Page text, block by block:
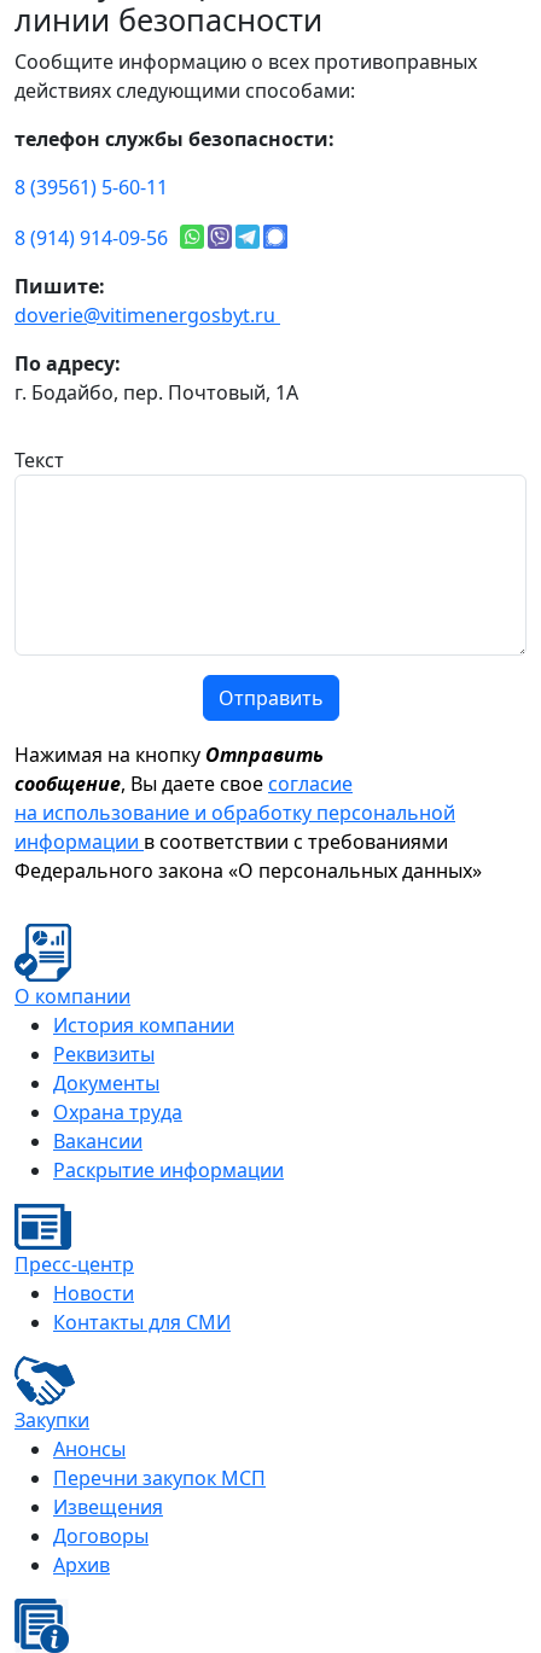
линии безопасности
Сообщите информацию о всех противоправных
действиях следующими способами:
телефон службы безопасности:
8 (39561) 5-60-11
8 (914) 914-09-56
Пишите:
doverie@vitimenergosbyt.ru
По адресу:
г. Бодайбо, пер. Почтовый, 1А
Текст
Отправить
Нажимая на кнопку Отправить
сообщение, Вы даете своесогласие
на использование и обработку персональной
информации в соответствии с требованиями
Федерального закона «О персональных данных»
О компании
История компании
Реквизиты
Документы
Охрана труда
Вакансии
Раскрытие информации
Пресс-центр
Новости
Контакты для СМИ
Закупки
Анонсы
Перечни закупок МСП
Извещения
Договоры
Архив